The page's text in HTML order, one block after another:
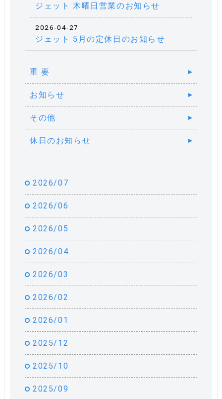
ジェット 木曜日営業のお知らせ
2026-04-27
ジェット 5月の定休日のお知らせ
重 要
お知らせ
その他
休日のお知らせ
2026/07
2026/06
2026/05
2026/04
2026/03
2026/02
2026/01
2025/12
2025/10
2025/09